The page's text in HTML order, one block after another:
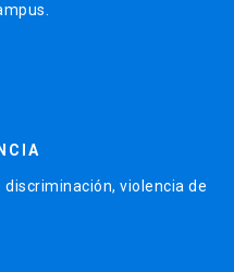
violencia de